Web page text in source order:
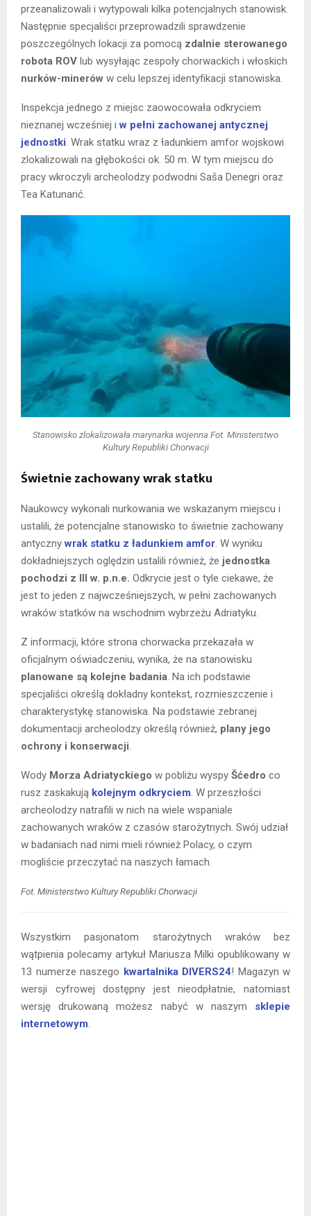
przeanalizowali i wytypowali kilka potencjalnych stanowisk.
Następnie specjaliści przeprowadzili sprawdzenie
poszczególnych lokacji za pomocą zdalnie sterowanego
robota ROV lub wysyłając zespoły chorwackich i włoskich
nurków-minerów w celu lepszej identyfikacji stanowiska.
Inspekcja jednego z miejsc zaowocowała odkryciem
nieznanej wcześniej iw pełni zachowanej antycznej
jednostki. Wrak statku wraz z ładunkiem amfor wojskowi
zlokalizowali na głębokości ok. 50 m. W tym miejscu do
pracy wkroczyli archeolodzy podwodni Saša Denegri oraz
Tea Katunarić.
Stanowisko zlokalizowała marynarka wojenna Fot. Ministerstwo
Kultury Republiki Chorwacji
Świetnie zachowany wrak statku
Naukowcy wykonali nurkowania we wskazanym miejscu i
ustalili, że potencjalne stanowisko to świetnie zachowany
antycznywrak statku z ładunkiem amfor. W wyniku
dokładniejszych oględzin ustalili również, że jednostka
pochodzi z III w. p.n.e. Odkrycie jest o tyle ciekawe, że
jest to jeden z najwcześniejszych, w pełni zachowanych
wraków statków na wschodnim wybrzeżu Adriatyku.
Z informacji, które strona chorwacka przekazała w
oficjalnym oświadczeniu, wynika, że na stanowisku
planowane są kolejne badania. Na ich podstawie
specjaliści określą dokładny kontekst, rozmieszczenie i
charakterystykę stanowiska. Na podstawie zebranej
dokumentacji archeolodzy określą również, plany jego
ochrony i konserwacji.
Wody Morza Adriatyckiego w pobliżu wyspy Šćedro co
rusz zaskakują kolejnym odkryciem. W przeszłości
archeolodzy natrafili w nich na wiele wspaniale
zachowanych wraków z czasów starożytnych. Swój udział
w badaniach nad nimi mieli również Polacy, o czym
mogliście przeczytać na naszych łamach.
Fot. Ministerstwo Kultury Republiki Chorwacji
Wszystkim pasjonatom starożytnych wraków bez
wątpienia polecamy artykuł Mariusza Milki opublikowany w
13 numerze naszego kwartalnika DIVERS24! Magazyn w
wersji cyfrowej dostępny jest nieodpłatnie, natomiast
wersję drukowaną możesz nabyć w naszym sklepie
internetowym.